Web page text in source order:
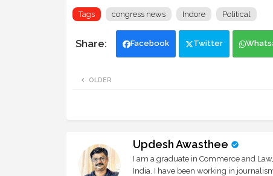
Tags congress news Indore Political
Facebook Twitter
OLDER
Updesh Awasthee
I am a graduate in Commerce and
India. I have been working in